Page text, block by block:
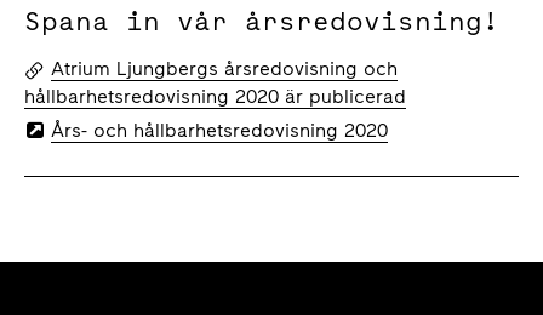
Spana in vår årsredovisning!
Atrium Ljungbergs årsredovisning och
hållbarhetsredovisning 2020 är publicerad
Års- och hållbarhetsredovisning 2020